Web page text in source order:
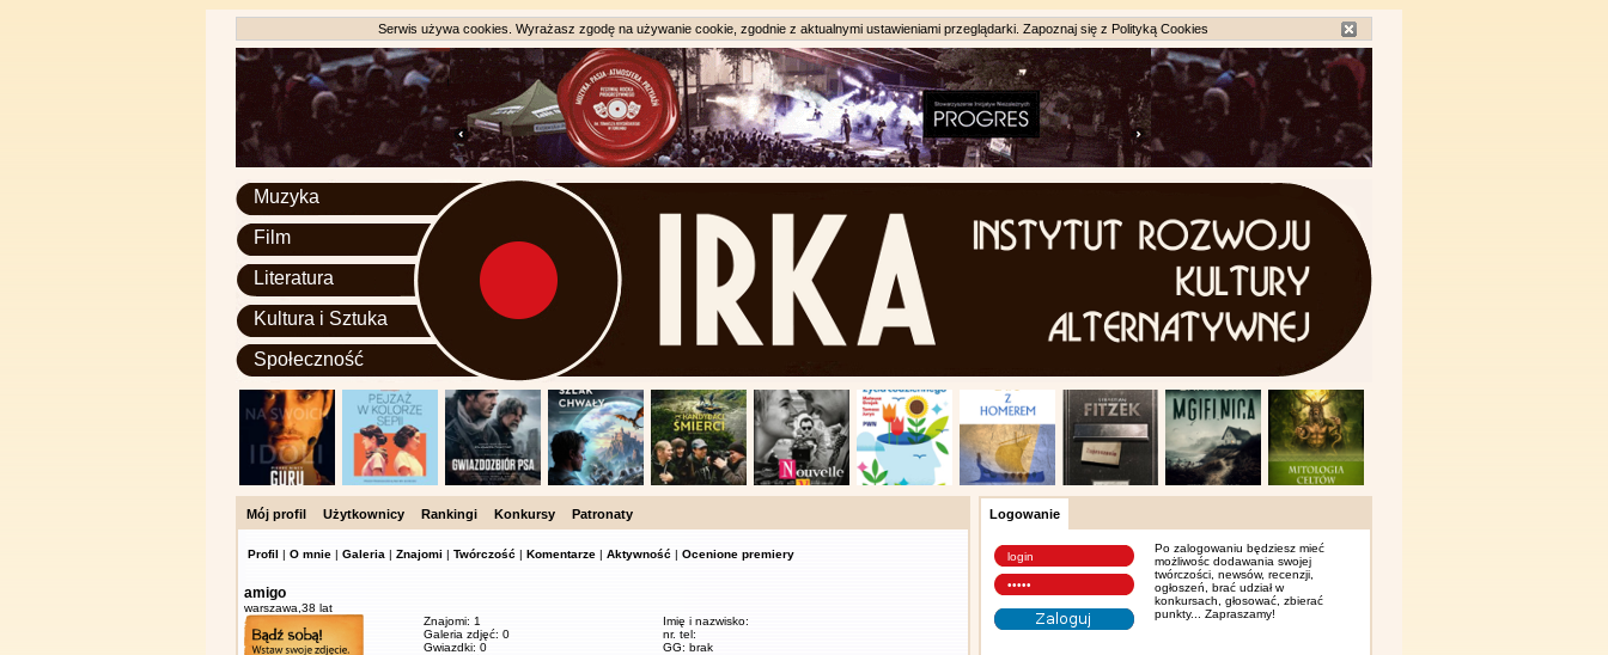
Serwis używa cookies. Wyrażasz zgodę na używanie cookie, zgodnie z aktualnymi ustawieniami przeglądarki. Zapoznaj się z Polityką Cookies
Muzyka
Film
Literatura
Kultura i Sztuka
Społeczność
Mój profil Użytkownicy Rankingi Konkursy Patronaty
Profil | O mnie | Galeria | Znajomi | Twórczość | Komentarze | Aktywność | Ocenione premiery
amigo
warszawa, 38 lat
Znajomi: 1
Galeria zdjęć: 0
Gwiazdki: 0
Imię i nazwisko:
nr. tel:
GG: brak
Logowanie
Po zalogowaniu będziesz mieć
możliwośc dodawania swojej
twórczości, newsów, recenzji,
ogłoszeń, brać udział w
konkursach, głosować, zbierać
punkty... Zapraszamy!